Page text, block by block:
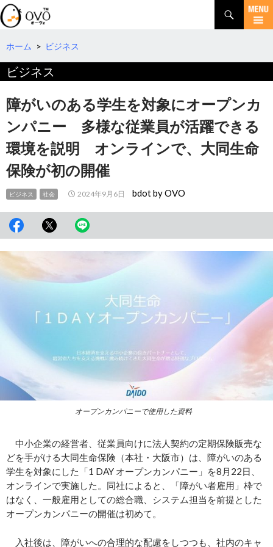
検
索
コ
テ
へ
移
動
ホーム > ビジネス
ビジネス
障がいのある学生を対象にオープンカ
ンパニー 多様な従業員が活躍できる
環境を説明 オンラインで、大同生命
保険が初の開催
ビジネス 社会 2024年9月6日 bdot by OVO
オープンカンパニーで使用した資料
中小企業の経営者、従業員向けに法人契約の定期保険販売な
どを手がける大同生命保険（本社・大阪市）は、障がいのある
学生を対象にした「1 DAY オープンカンパニー」を8月22日、
オンラインで実施した。同社によると、「障がい者雇用」枠で
はなく、一般雇用としての総合職、システム担当を前提とした
オープンカンパニーの開催は初めて。
入社後は、障がいへの合理的な配慮をしつつも、社内のキャ